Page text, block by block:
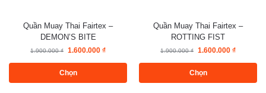
Quần Muay Thai Fairtex –
DEMON’S BITE
1.900.000₫ 1.600.000 ₫
Chọn
Quần Muay Thai Fairtex –
ROTTING FIST
1.900.000₫ 1.600.000 ₫
Chọn